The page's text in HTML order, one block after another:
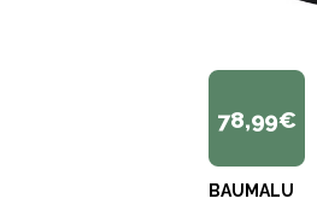
78,99€
BAUMALU